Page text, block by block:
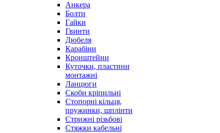
Анкера
Болти
Гайки
Гвинти
Дюбеля
Карабіни
Кронштейни
Куточки, пластини
монтажні
Ланцюги
Скоби кріпильні
Стопорні кільця,
пружинки, шплінти
Стрижні різьбові
Стяжки кабельні